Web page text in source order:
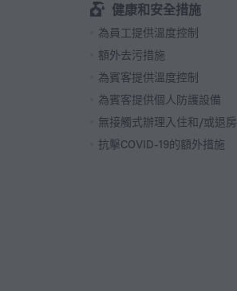
健康和安全措施
為員工提供溫度控制
額外去污措施
為賓客提供溫度控制
為賓客提供個人防護設備
無接觸式辦理入住和/或退房
抗擊COVID-19的額外措施